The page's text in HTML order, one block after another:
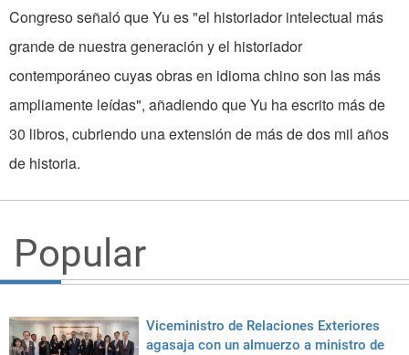
Congreso señaló que Yu es "el historiador intelectual más
grande de nuestra generación y el historiador
contemporáneo cuyas obras en idioma chino son las más
ampliamente leídas", añadiendo que Yu ha escrito más de
30 libros, cubriendo una extensión de más de dos mil años
de historia.
Popular
Viceministro de Relaciones Exteriores
agasaja con un almuerzo a ministro de